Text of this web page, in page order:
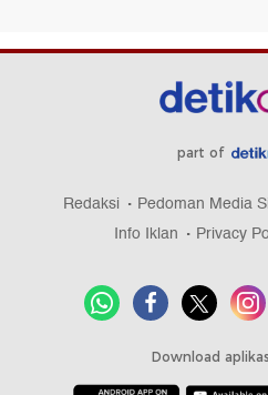
part of
Redaksi Pedoman Media
Info Iklan
Privacy
Download